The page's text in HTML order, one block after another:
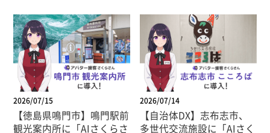
2026/07/15
【徳島県鳴門市】鳴門駅前
観光案内所に「AIさくらさ
2026/07/14
【自治体DX】志布志市、
多世代交流施設に「AIさく